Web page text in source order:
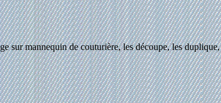
sur mannequin de couturière, les découpe, les